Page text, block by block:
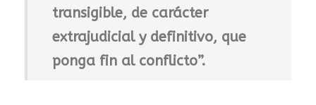
transigible, de carácter
extrajudicial y definitivo, que
ponga fin al conflicto”.